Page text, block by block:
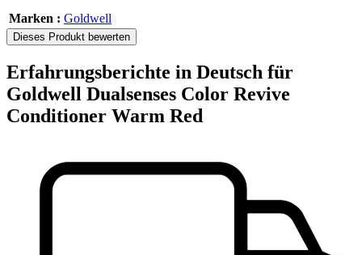
Marken : Goldwell
Dieses Produkt bewerten
Erfahrungsberichte in Deutsch für
Goldwell Dualsenses Color Revive
Conditioner Warm Red